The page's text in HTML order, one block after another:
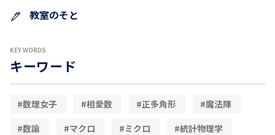
教室のそと
KEY WORDS
キーワード
数理女子 相愛数 正多角形
魔法陣
数論
マクロ ミクロ
統計物理学